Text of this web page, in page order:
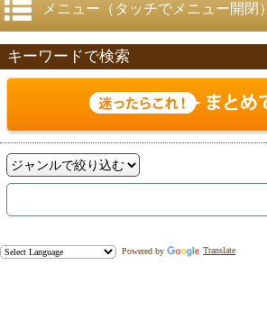
戻る
メニュー（タッチでメニュー開閉）
キーワードで検索
Powered by Translate